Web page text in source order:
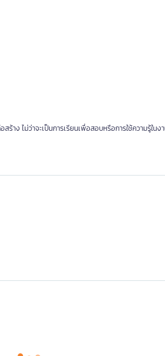
าง ไม่ว่าจะเป็นการเรียนเพื่อสอบหรือการใช้ความรู้ในง